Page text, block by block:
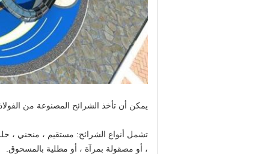
يمكن أن تأخذ الشرائح المصنوعة من الفولاذ
تشمل أنواع الشرائح: مستقيم ، منحني ،
، أو مصقولة بمرآة ، أو مطلية بالمسحوق.